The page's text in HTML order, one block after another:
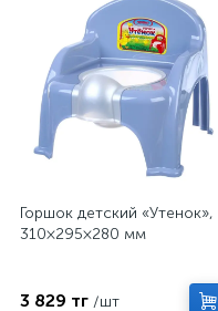
Горшок детский «Утенок»,
310×295×280 мм
3 829 тг /шт